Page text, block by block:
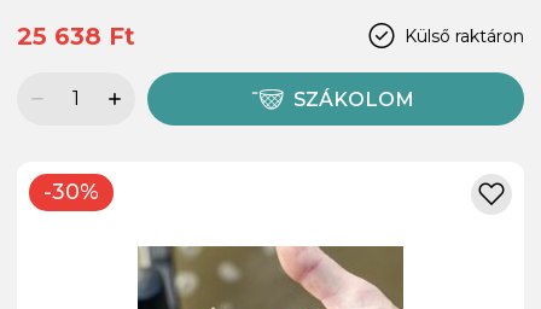
Külső raktáron
25 638 Ft
SZÁKOLOM
-30%